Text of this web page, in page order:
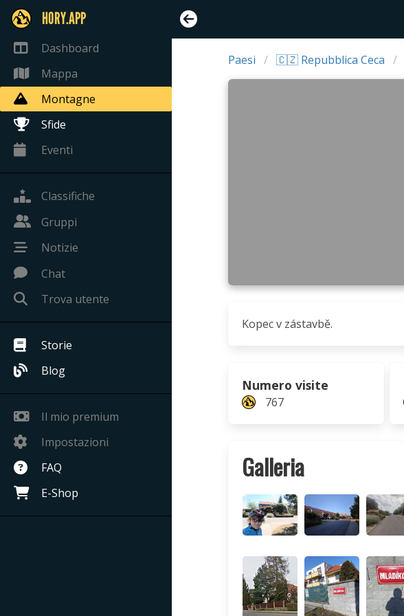
HORY.APP
Dashboard
Mappa
Montagne
Sfide
Eventi
Classifiche
Gruppi
Notizie
Chat
Trova utente
Storie
Blog
Il mio premium
Impostazioni
FAQ
E-Shop
Paesi 🇨🇿 Repubblica Ceca
Kopec v zástavbě.
Numero visite
767
Galleria